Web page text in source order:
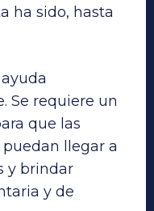
ha sido, hasta
Se requiere un
que las
llegar a
y brindar
y de